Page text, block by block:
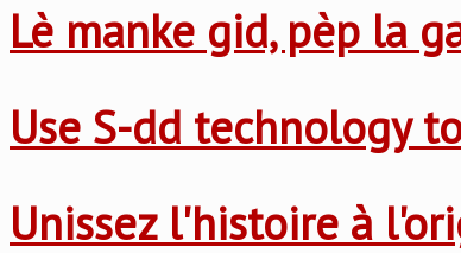
Lè manke gid, pèp la
Use S-dd technology
Unissez l'histoire à